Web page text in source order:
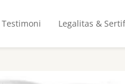
Testimoni Legalitas &